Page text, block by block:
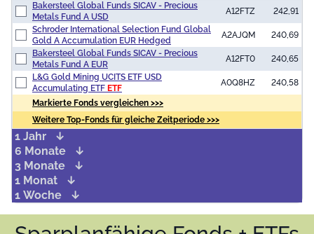
Bakersteel Global Funds SICAV - Precious
Metals Fund A USD
A12FTZ
242,91
Schroder International Selection Fund Global
Gold A Accumulation EUR Hedged
A2AJQM
240,69
Bakersteel Global Funds SICAV - Precious
Metals Fund A EUR
A12FT0
240,65
L&G Gold Mining UCITS ETF USD
Accumulating ETF ETF
A0Q8HZ 240,58
Markierte Fonds vergleichen >>>
Weitere Top-Fonds für gleiche Zeitperiode >>>
1 Jahr
6 Monate
3 Monate
1 Monat
1 Woche